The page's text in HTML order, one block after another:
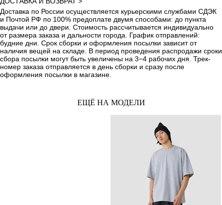
Доставка по России осуществляется курьерскими службами СДЭК
и Почтой РФ по 100% предоплате двумя способами: до пункта
выдачи или до двери. Стоимость рассчитывается индивидуально
от размера заказа и дальности города. График отправлений:
будние дни. Срок сборки и оформления посылки зависит от
наличия вещей на складе. В период проведения распродажи сроки
сбора посылки могут быть увеличены на 3−4 рабочих дня. Трек-
номер заказа отправляется в день сборки и сразу после
оформления посылки в магазине.
ЕЩЁ НА МОДЕЛИ